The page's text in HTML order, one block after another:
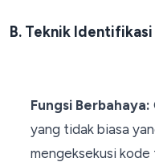
B. Teknik Identifikasi
Fungsi Berbahaya:
yang tidak biasa
mengeksekusi kode